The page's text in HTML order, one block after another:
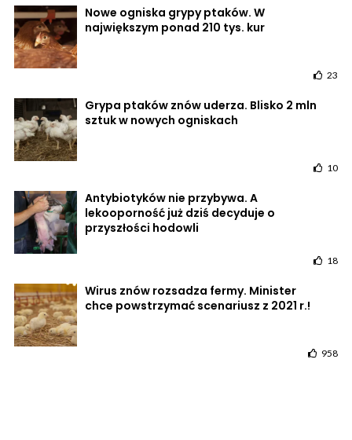
Nowe ogniska grypy ptaków. W
największym ponad 210 tys. kur
23
Grypa ptaków znów uderza. Blisko 2 mln
sztuk w nowych ogniskach
10
Antybiotyków nie przybywa. A
lekooporność już dziś decyduje o
przyszłości hodowli
18
Wirus znów rozsadza fermy. Minister
chce powstrzymać scenariusz z 2021 r.!
958